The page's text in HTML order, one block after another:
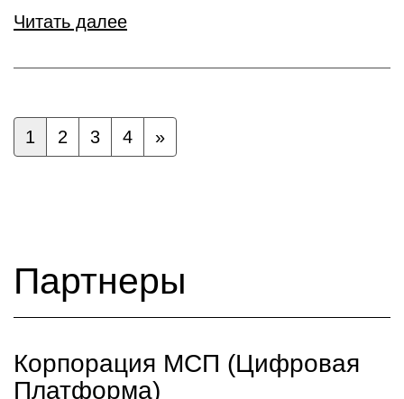
Читать далее
1 2 3 4 »
Партнеры
Корпорация МСП (Цифровая
Платформа)